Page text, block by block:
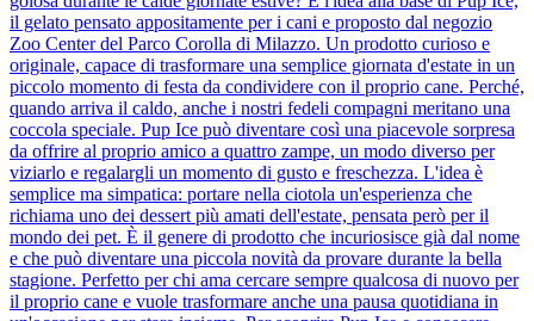
il gelato pensato appositamente per i cani e proposto dal negozio
Zoo Center del Parco Corolla di Milazzo. Un prodotto curioso e
originale, capace di trasformare una semplice giornata d'estate in un
piccolo momento di festa da condividere con il proprio cane. Perché,
quando arriva il caldo, anche i nostri fedeli compagni meritano una
coccola speciale. Pup Ice può diventare così una piacevole sorpresa
da offrire al proprio amico a quattro zampe, un modo diverso per
viziarlo e regalargli un momento di gusto e freschezza. L'idea è
semplice ma simpatica: portare nella ciotola un'esperienza che
richiama uno dei dessert più amati dell'estate, pensata però per il
mondo dei pet. È il genere di prodotto che incuriosisce già dal nome
e che può diventare una piccola novità da provare durante la bella
stagione. Perfetto per chi ama cercare sempre qualcosa di nuovo per
il proprio cane e vuole trasformare anche una pausa quotidiana in